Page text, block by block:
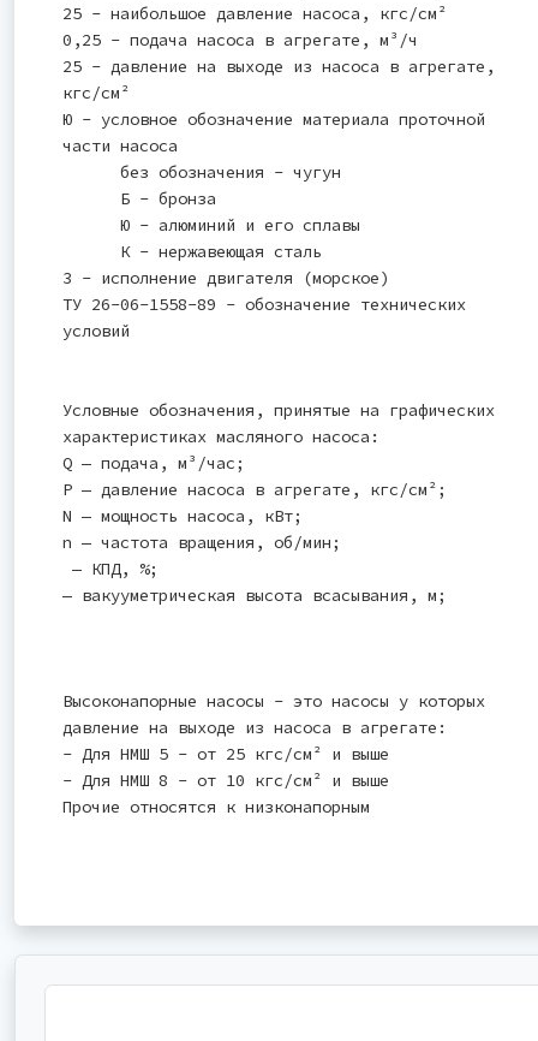
25 - наибольшое давление насоса, кгс/см²
0,25 - подача насоса в агрегате, м³/ч
25 - давление на выходе из насоса в агрегате,
кгс/см²
Ю - условное обозначение материала проточной
части насоса
без обозначения - чугун
Б - бронза
Ю - алюминий и его сплавы
К - нержавеющая сталь
3 - исполнение двигателя (морское)
ТУ 26-06-1558-89 - обозначение технических
условий
Условные обозначения, принятые на графических
характеристиках масляного насоса:
Q — подача, м³/час;
Р — давление насоса в агрегате, кгс/см²;
N — мощность насоса, кВт;
n — частота вращения, об/мин;
— КПД, %;
— вакууметрическая высота всасывания, м;
Высоконапорные насосы - это насосы у которых
давление на выходе из насоса в агрегате:
- Для НМШ 5 - от 25 кгс/см² и выше
- Для НМШ 8 - от 10 кгс/см² и выше
Прочие относятся к низконапорным